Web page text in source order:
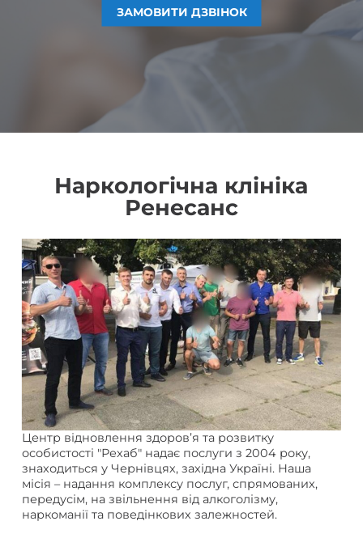
ЗАМОВИТИ ДЗВІНОК
ЗАМОВИТИ ДЗВІНОК
ЗАМОВИТИ ДЗВІНОК
ЗАМОВИТИ ДЗВІНОК
Наркологічна клініка
Ренесанс
Центр відновлення здоров’я та розвитку
особистості "Рехаб" надає послуги з 2004 року,
знаходиться у Чернівцях, західна Україні. Наша
місія – надання комплексу послуг, спрямованих,
передусім, на звільнення від алкоголізму,
наркоманії та поведінкових залежностей.